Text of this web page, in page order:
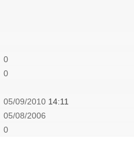
0
0
05/09/2010 14:11
05/08/2006
0